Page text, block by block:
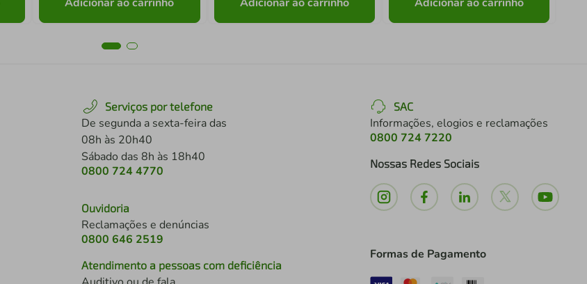
Adicionar ao carrinho Adicionar ao carrinho Adicionar ao carrinho
Serviços por telefone
De segunda a sexta-feira das
08h às 20h40
Sábado das 8h às 18h40
0800 724 4770
Ouvidoria
Reclamações e denúncias
0800 646 2519
Atendimento a pessoas com deficiência
SAC
Informações, elogios e reclamações
0800 724 7220
Nossas Redes Sociais
Formas de Pagamento